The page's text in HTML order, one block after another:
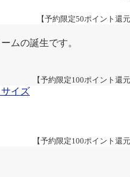
【予約限定50ポイント還
ムの誕生です。
【予約限定100ポイント還
イズ
【予約限定100ポイント還